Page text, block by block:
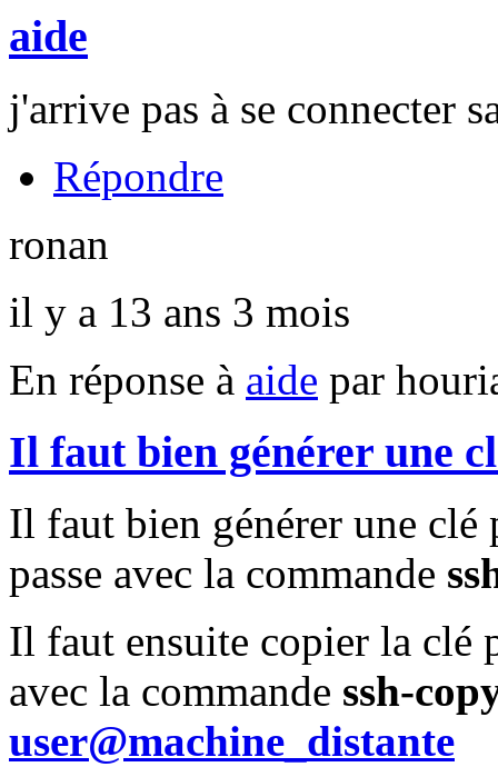
aide
j'arrive pas à se connecter
Répondre
ronan
il y a 13 ans 3 mois
En réponse à aide par
Il faut bien générer une
Il faut bien générer une clé
passe avec la commande
Il faut ensuite copier la clé
avec la commande ssh-
user@machine_distante